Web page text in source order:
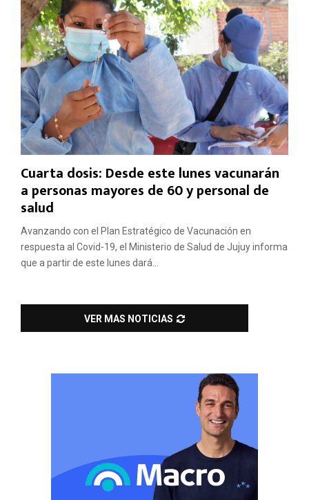
Cuarta dosis: Desde este lunes vacunarán
a personas mayores de 60 y personal de
salud
Avanzando con el Plan Estratégico de Vacunación en
respuesta al Covid-19, el Ministerio de Salud de Jujuy informa
que a partir de este lunes dará...
VER MAS NOTICIAS